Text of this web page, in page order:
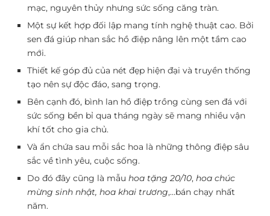
mạc, nguyên thủy nhưng sức sống căng tràn.
Một sự kết hợp đối lập mang tính nghệ thuật cao. Bởi
sen đá giúp nhan sắc hồ điệp nâng lên một tầm cao
mới.
Thiết kế góp đủ của nét đẹp hiện đại và truyền thống
tạo nên sự độc đáo, sang trọng.
Bên cạnh đó, bình lan hồ điệp trồng cùng sen đá với
sức sống bền bỉ qua tháng ngày sẽ mang nhiều vận
khí tốt cho gia chủ.
Và ẩn chứa sau mỗi sắc hoa là những thông điệp sâu
sắc về tình yêu, cuộc sống.
Do đó đây cũng là mẫu hoa tặng 20/10, hoa chúc
mừng sinh nhật, hoa khai trương,…bán chạy nhất
năm.